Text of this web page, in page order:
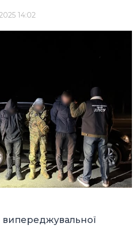
14:02
випереджувальної